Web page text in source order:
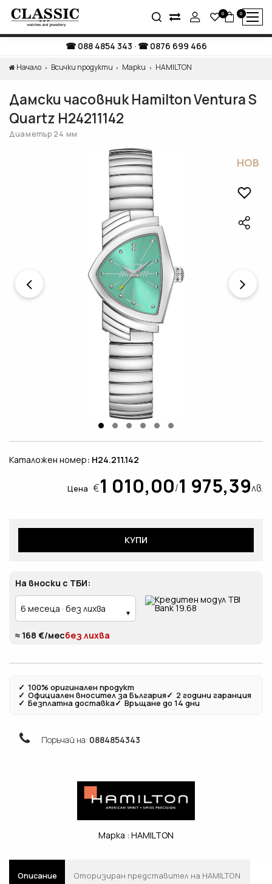
0 0
088 4854 343 · 0876 699 466
Начало Всички продукти Марки HAMILTON
Дамски часовник Hamilton Ventura S
Quartz H24211142
Диаметър 24 мм
НОВ
Каталожен номер: H24.211.142
Цена €1 010,00/1 975,39лв.
КУПИ
На вноски с ТБИ:
≈ 168 €/месбез лихва
✓ 100% оригинален продукт
✓ Официален вносител за България✓ 2 години гаранция
✓ Безплатна доставка✓ Връщане до 14 дни
Поръчай на: 0884854343
Марка : HAMILTON
Описание Oторизиран представител на HAMILTON